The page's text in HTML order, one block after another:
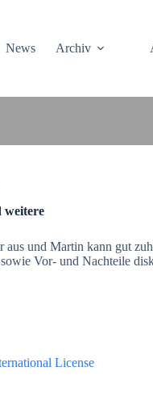
News Archiv
weitere
und Martin kann gut
Vor- und Nachteile
License